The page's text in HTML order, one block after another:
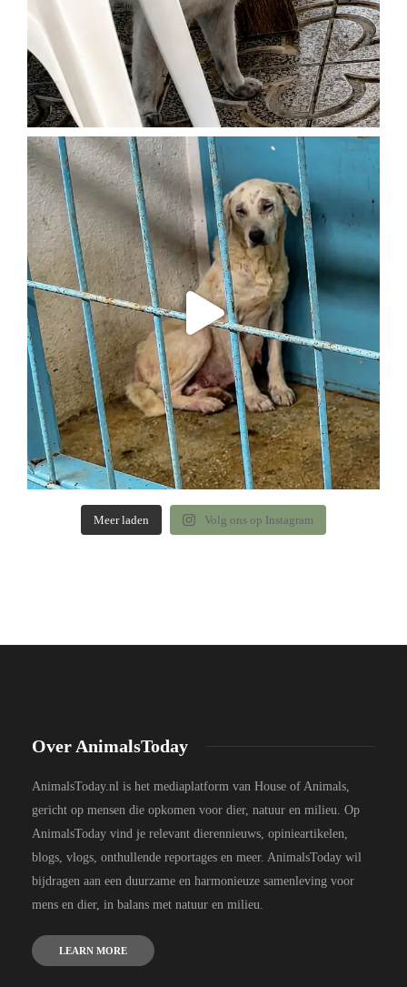
Meer laden Volg ons op Instagram
Over AnimalsToday
AnimalsToday.nl is het mediaplatform van House of Animals,
gericht op mensen die opkomen voor dier, natuur en milieu. Op
AnimalsToday vind je relevant dierennieuws, opinieartikelen,
blogs, vlogs, onthullende reportages en meer. AnimalsToday wil
bijdragen aan een duurzame en harmonieuze samenleving voor
mens en dier, in balans met natuur en milieu.
LEARN MORE